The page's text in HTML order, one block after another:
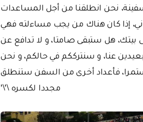
نحن انطلقنا من أجل المساعدات
إذا كان هناك من يجب مساءلته فهي
بيتك، هل ستبقى صامتا، و لا تدافع عن
عنا، و سنترككم في حالكم، و نحن
فأعداد أخرى من السفن ستنطلق
مجددا لكسره \'\'